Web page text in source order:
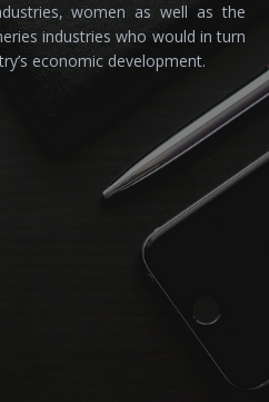
women as well as the
industries who would in turn
economic development.